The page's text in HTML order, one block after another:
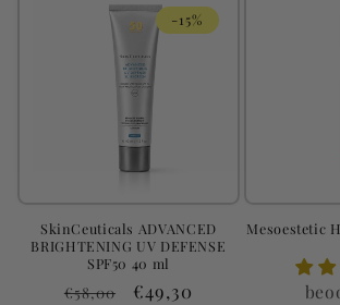
-15%
SkinCeuticals ADVANCED
BRIGHTENING UV DEFENSE
SPF50 40 ml
Normale
€58,00 Aanbiedingsprijs
€49,30
Mesoestetic